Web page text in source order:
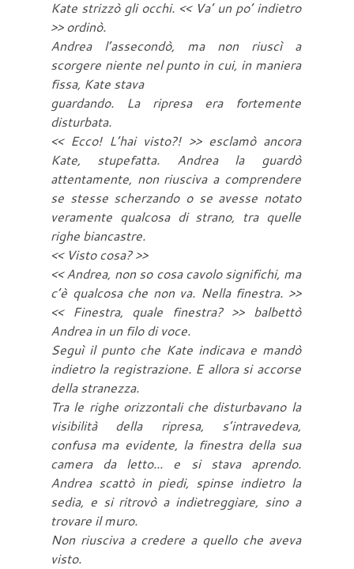
Kate strizzò gli occhi. << Va’ un po’ indietro
>> ordinò.
Andrea l’assecondò, ma non riuscì a
scorgere niente nel punto in cui, in maniera
fissa, Kate stava
guardando. La ripresa era fortemente
disturbata.
<< Ecco! L’hai visto?! >> esclamò ancora
Kate, stupefatta. Andrea la guardò
attentamente, non riusciva a comprendere
se stesse scherzando o se avesse notato
veramente qualcosa di strano, tra quelle
righe biancastre.
<< Visto cosa? >>
<< Andrea, non so cosa cavolo significhi, ma
c’è qualcosa che non va. Nella finestra. >>
<< Finestra, quale finestra? >> balbettò
Andrea in un filo di voce.
Seguì il punto che Kate indicava e mandò
indietro la registrazione. E allora si accorse
della stranezza.
Tra le righe orizzontali che disturbavano la
visibilità della ripresa, s’intravedeva,
confusa ma evidente, la finestra della sua
camera da letto... e si stava aprendo.
Andrea scattò in piedi, spinse indietro la
sedia, e si ritrovò a indietreggiare, sino a
trovare il muro.
Non riusciva a credere a quello che aveva
visto.